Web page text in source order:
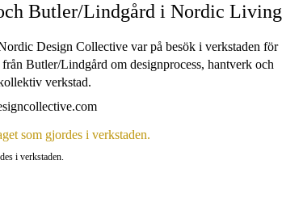
Butler/Lindgård i Nordic Living
Design Collective var på besök i verkstaden för
Butler/Lindgård om designprocess, hantverk och
verkstad.
i verkstaden.